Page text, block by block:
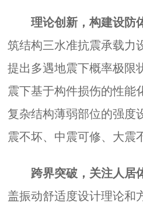
理论创新，构建设防
筑结构三水准抗震承载力
提出多遇地震下概率极限
震下基于构件损伤的性能
复杂结构薄弱部位的强度
震不坏、中震可修、大震
跨界突破，关注人居
盖振动舒适度设计理论和